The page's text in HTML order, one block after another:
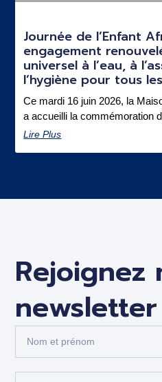
Journée de l’Enfant
engagement
universel à l’eau, à
l’hygiène pour tous
Ce mardi 16 juin 2026, la
a accueilli la commémoration
Lire Plus
Rejoignez
newsletter
Nom
et
prénom